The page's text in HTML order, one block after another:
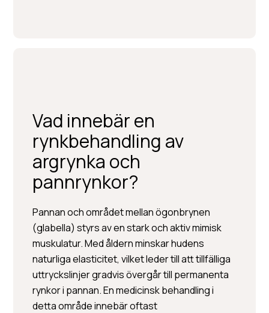
BOOK A CONSULTATION
Vad innebär en
rynkbehandling av
argrynka och
pannrynkor?
Pannan och området mellan ögonbrynen
(glabella) styrs av en stark och aktiv mimisk
muskulatur. Med åldern minskar hudens
naturliga elasticitet, vilket leder till att tillfälliga
uttryckslinjer gradvis övergår till permanenta
rynkor i pannan. En medicinsk behandling i
detta område innebär oftast